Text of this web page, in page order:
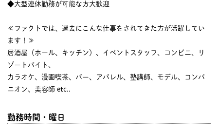
◆大型連休勤務が可能な方大歓迎
≪ファクトでは、過去にこんな仕事をされてきた方が活躍してい
ます！≫
居酒屋（ホール、キッチン）、イベントスタッフ、コンビニ、リ
ゾートバイト、
カラオケ、漫画喫茶、バー、アパレル、塾講師、モデル、コンパ
ニオン、美容師 etc..
勤務時間・曜日